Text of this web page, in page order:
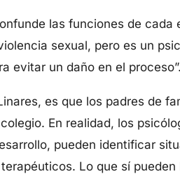
las funciones de cada
sexual, pero es un
evitar un daño en el proceso”.
es que los padres de
En realidad, los
pueden identificar
Lo que sí